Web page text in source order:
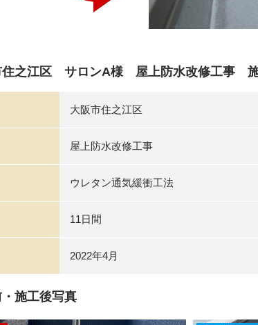
住之江区 サロンA様 屋上防水改修工事
大阪市住之江区
屋上防水改修工事
ウレタン通気緩衝工法
11日間
2022年4月
施工後写真